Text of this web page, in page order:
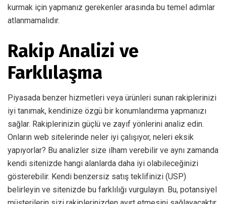
kurmak için yapmanız gerekenler arasında bu temel adımlar
atlanmamalıdır.
Rakip Analizi ve
Farklılaşma
Piyasada benzer hizmetleri veya ürünleri sunan rakiplerinizi
iyi tanımak, kendinize özgü bir konumlandırma yapmanızı
sağlar. Rakiplerinizin güçlü ve zayıf yönlerini analiz edin.
Onların web sitelerinde neler iyi çalışıyor, neleri eksik
yapıyorlar? Bu analizler size ilham verebilir ve aynı zamanda
kendi sitenizde hangi alanlarda daha iyi olabileceğinizi
gösterebilir. Kendi benzersiz satış teklifinizi (USP)
belirleyin ve sitenizde bu farklılığı vurgulayın. Bu, potansiyel